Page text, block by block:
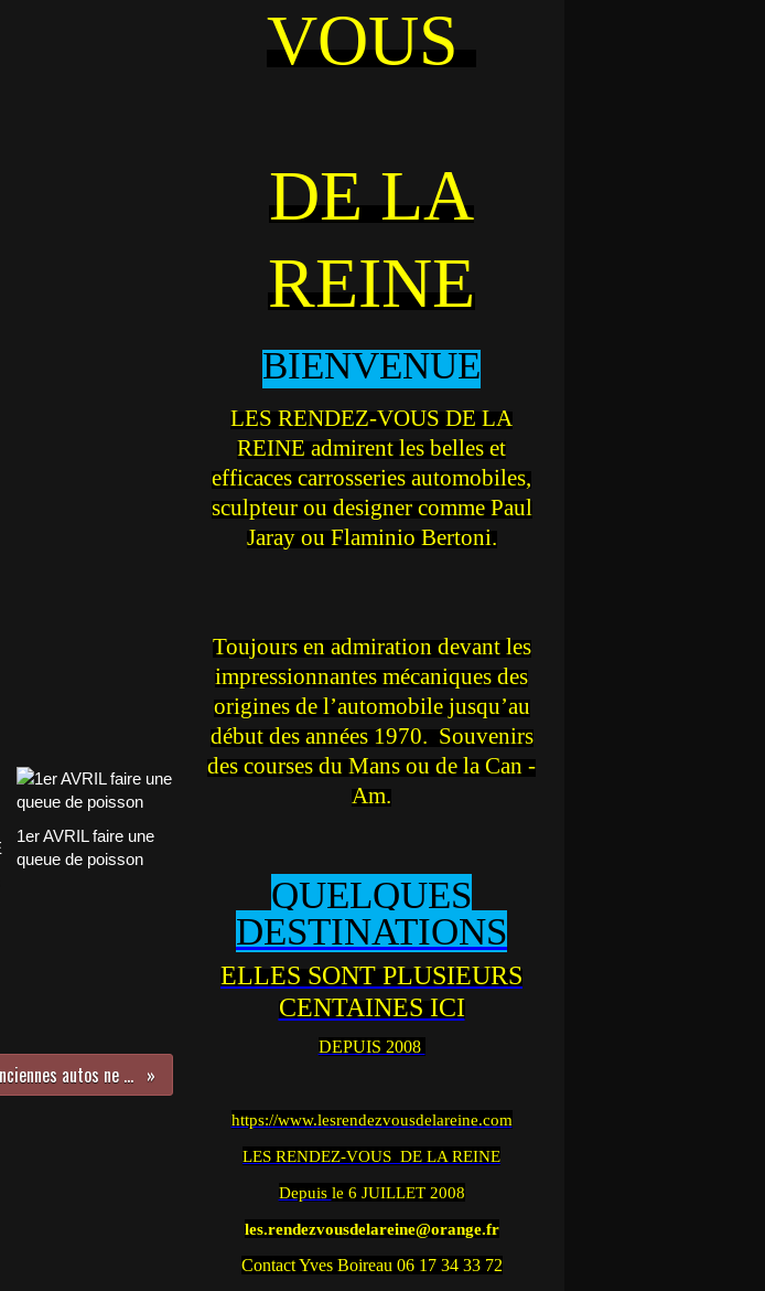
1er AVRIL faire une
queue de poisson
Dans une époque où les anciennes autos ne se déplaçaient pas que sur plateaux
VOUS
DE LA
REINE
BIENVENUE
LES RENDEZ-VOUS DE LA
REINE admirent les belles et
efficaces carrosseries automobiles,
sculpteur ou designer comme Paul
Jaray ou Flaminio Bertoni.
Toujours en admiration devant les
impressionnantes mécaniques des
origines de l’automobile jusqu’au
début des années 1970. Souvenirs
des courses du Mans ou de la Can -
Am.
QUELQUES
DESTINATIONS
ELLES SONT PLUSIEURS
CENTAINES ICI
DEPUIS 2008
https://www.lesrendezvousdelareine.com
LES RENDEZ-VOUS DE LA REINE
Depuis le 6 JUILLET 2008
les.rendezvousdelareine@orange.fr
Contact Yves Boireau 06 17 34 33 72